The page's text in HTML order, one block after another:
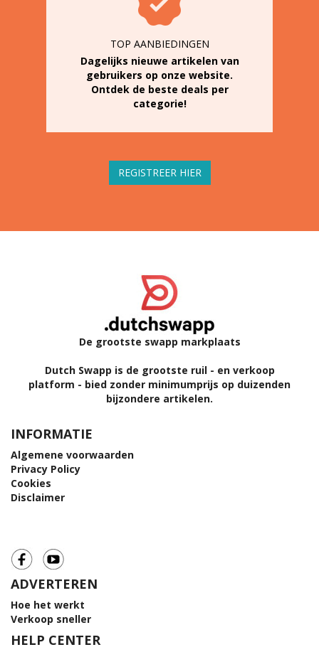
TOP AANBIEDINGEN
Dagelijks nieuwe artikelen van
gebruikers op onze website.
Ontdek de beste deals per
categorie!
REGISTREER HIER
De grootste swapp markplaats
Dutch Swapp is de grootste ruil - en verkoop
platform - bied zonder minimumprijs op duizenden
bijzondere artikelen.
INFORMATIE
Algemene voorwaarden
Privacy Policy
Cookies
Disclaimer
ADVERTEREN
Hoe het werkt
Verkoop sneller
HELP CENTER